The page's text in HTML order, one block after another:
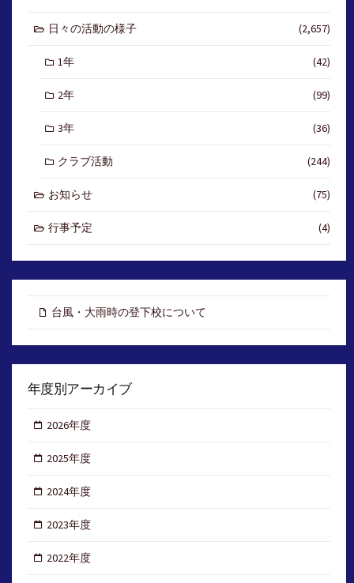
日々の活動の様子 (2,657)
1年 (42)
2年 (99)
3年 (36)
クラブ活動 (244)
お知らせ (75)
行事予定 (4)
台風・大雨時の登下校について
年度別アーカイブ
2026年度
2025年度
2024年度
2023年度
2022年度